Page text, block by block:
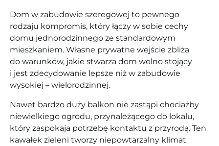
Dom w zabudowie szeregowej to pewnego
rodzaju kompromis, który łączy w sobie cechy
domu jednorodzinnego ze standardowym
mieszkaniem. Własne prywatne wejście zbliża
do warunków, jakie stwarza dom wolno stojący
i jest zdecydowanie lepsze niż w zabudowie
wysokiej – wielorodzinnej.
Nawet bardzo duży balkon nie zastąpi chociażby
niewielkiego ogrodu, przynależącego do lokalu,
który zaspokaja potrzebę kontaktu z przyrodą. Ten
kawałek zieleni tworzy niepowtarzalny klimat